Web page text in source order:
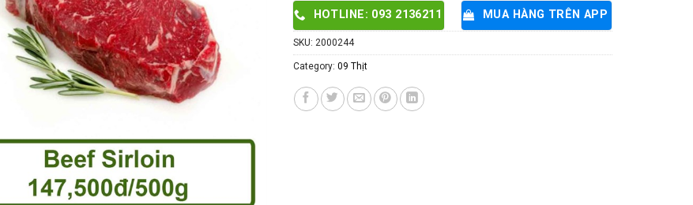
HOTLINE: 093 2136211 MUA HÀNG TRÊN APP
SKU: 2000244
Category: 09 Thịt